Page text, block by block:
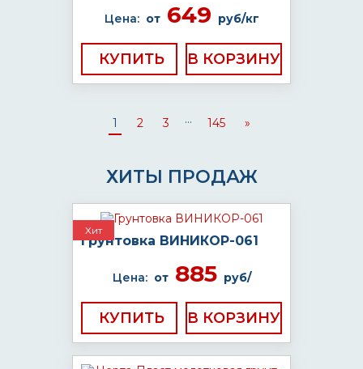
Цена: от649 руб/кг
КУПИТЬ
1 2 3 ... 145 »
ХИТЫ ПРОДАЖ
Хит
Грунтовка ВИНИКОР-061
Цена: от885 руб/
КУПИТЬ